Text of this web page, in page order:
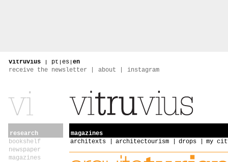
vitruvius | pt | es | en
receive the newsletter
about instagram
research
bookshelf
newspaper
magazines
magazines
architexts
architectourism drops my